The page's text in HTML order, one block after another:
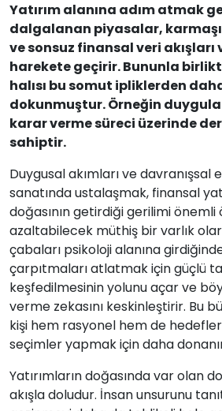
Yatırım alanına adım atmak
dalgalanan piyasalar,
ve sonsuz finansal veri akışları
harekete geçirir. Bununla
halısı bu somut ipliklerden
dokunmuştur. Örneğin
karar verme süreci üzerinde
sahiptir.
Duygusal akımları ve
sanatında ustalaşmak, finansal
doğasının getirdiği gerilimi önemli
azaltabilecek müthiş bir varlık
çabaları psikoloji alanına
çarpıtmaları atlatmak için güçlü
keşfedilmesinin yolunu açar ve
verme zekasını keskinleştirir. Bu
kişi hem rasyonel hem de
seçimler yapmak için daha
Yatırımların doğasında var olan
akışla doludur. İnsan unsurunu